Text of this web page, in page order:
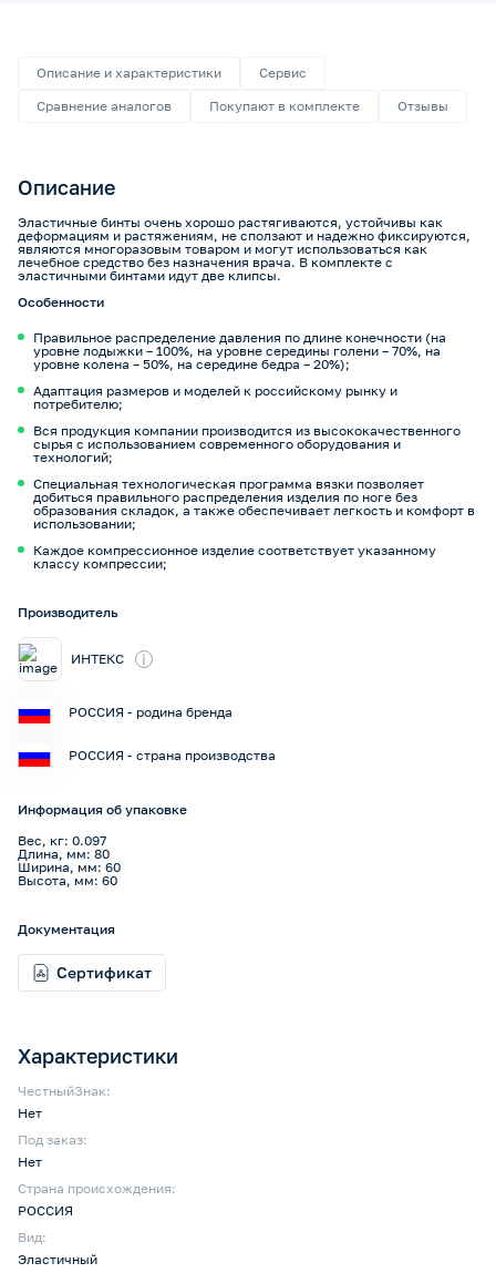
Описание и характеристики
Сервис
Сравнение аналогов
Покупают в комплекте Отзывы
Описание
Эластичные бинты очень хорошо растягиваются, устойчивы как
деформациям и растяжениям, не сползают и надежно фиксируются,
являются многоразовым товаром и могут использоваться как
лечебное средство без назначения врача. В комплекте с
эластичными бинтами идут две клипсы.
Особенности
Правильное распределение давления по длине конечности (на
уровне лодыжки – 100%, на уровне середины голени – 70%, на
уровне колена – 50%, на середине бедра – 20%);
Адаптация размеров и моделей к российскому рынку и
потребителю;
Вся продукция компании производится из высококачественного
сырья с использованием современного оборудования и
технологий;
Специальная технологическая программа вязки позволяет
добиться правильного распределения изделия по ноге без
образования складок, а также обеспечивает легкость и комфорт в
использовании;
Каждое компрессионное изделие соответствует указанному
классу компрессии;
Характеристики
ЧестныйЗнак:
Нет
Под заказ:
Нет
Страна происхождения:
РОССИЯ
Вид:
Эластичный
Производитель
ИНТЕКС i
РОССИЯ - родина бренда
РОССИЯ - страна производства
Информация об упаковке
Вес, кг: 0.097
Длина, мм: 80
Ширина, мм: 60
Высота, мм: 60
Документация
Сертификат